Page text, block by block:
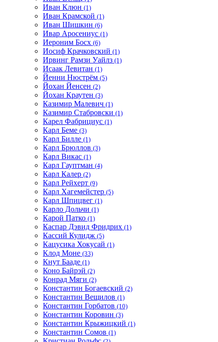
Иван Клюн (1)
Иван Крамской (1)
Иван Шишкин (6)
Ивар Аросениус (1)
Иероним Босх (6)
Иосиф Крачковский (1)
Ирвинг Рамзи Уайлз (1)
Исаак Левитан (1)
Йенни Нюстрём (5)
Йохан Йенсен (2)
Йохан Краутен (3)
Казимир Малевич (1)
Казимир Стабровски (1)
Карел Фабрициус (1)
Карл Беме (3)
Карл Билле (1)
Карл Брюллов (3)
Карл Викас (1)
Карл Гауптман (4)
Карл Калер (2)
Карл Рейхерт (9)
Карл Хагемейстер (5)
Карл Шпицвег (1)
Карло Дольчи (1)
Карой Патко (1)
Каспар Дэвид Фридрих (1)
Кассий Кулидж (5)
Кацусика Хокусай (1)
Клод Моне (33)
Кнут Бааде (1)
Коно Байрэй (2)
Конрад Мяги (2)
Константин Богаевский (2)
Константин Вещилов (1)
Константин Горбатов (10)
Константин Коровин (3)
Константин Крыжицкий (1)
Константин Сомов (1)